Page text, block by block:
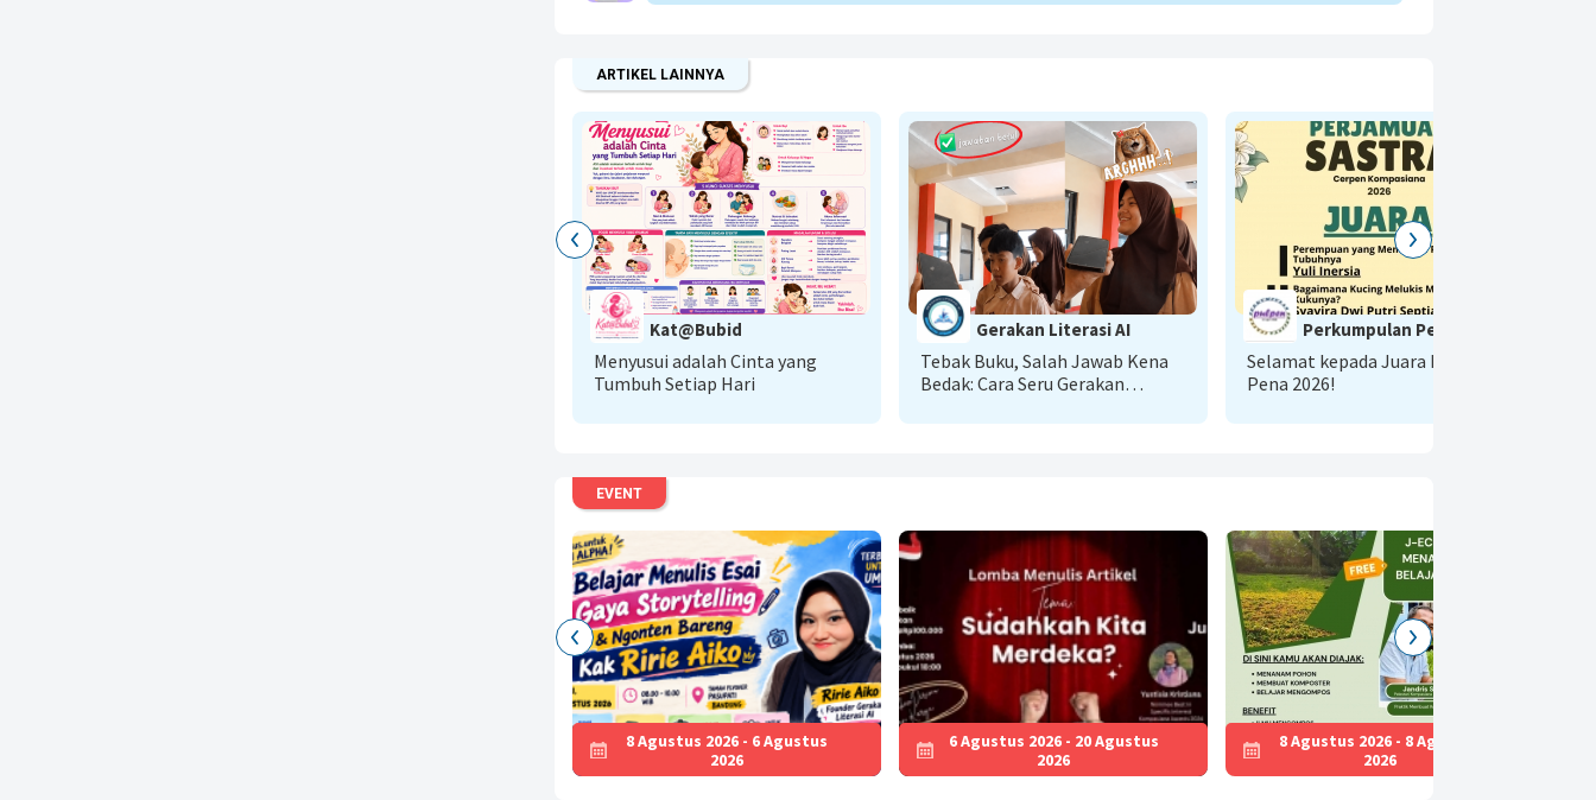
ARTIKEL LAINNYA
Kat@Bubid
Menyusui adalah Cinta yang
Tumbuh Setiap Hari
Gerakan Literasi AI
Tebak Buku, Salah Jawab Kena
Bedak: Cara Seru Gerakan
Perkumpulan Pencinta
Cerpen
Selamat kepada Juara Pesta
Pena 2026!
EVENT
8 Agustus 2026 - 6 Agustus
2026
6 Agustus 2026 - 20 Agustus
2026
8 Agustus 2026 - 8 Agustus
2026